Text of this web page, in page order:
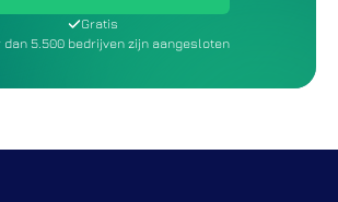
Gratis
dan 5.500 bedrijven zijn aangesloten